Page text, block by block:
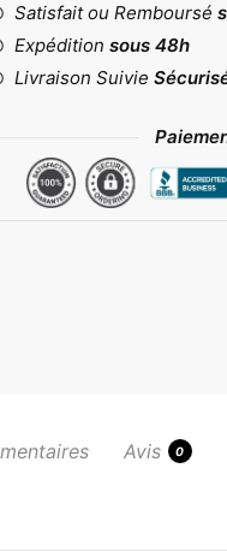
Satisfait ou Remboursé
Expédition sous 48h
Livraison Suivie
Avis 0